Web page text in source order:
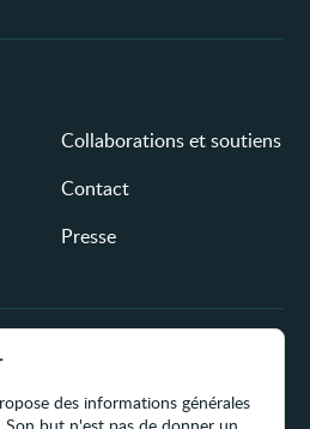
Collaborations et soutiens
Contact
Presse
des informations générales